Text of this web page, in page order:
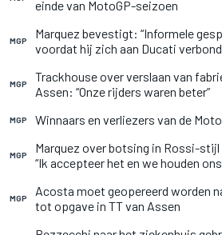
einde van MotoGP-seizoen
MGP
Marquez bevestigt: “Informele
voordat hij zich aan Ducati verbond
MGP
Trackhouse over verslaan van
Assen: “Onze rijders waren beter”
MGP Winnaars en verliezers van de
MGP
Marquez over botsing in Rossi-
“Ik accepteer het en we houden
MGP
Acosta moet geopereerd worden
tot opgave in TT van Assen